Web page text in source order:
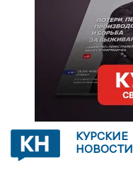
КУРСКИЕ
НОВОСТИ